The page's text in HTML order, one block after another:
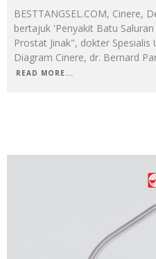
BESTTANGSEL.COM, Cinere,
bertajuk 'Penyakit Batu
Prostat Jinak", dokter Spesialis
Diagram Cinere, dr. Bernard
READ MORE...